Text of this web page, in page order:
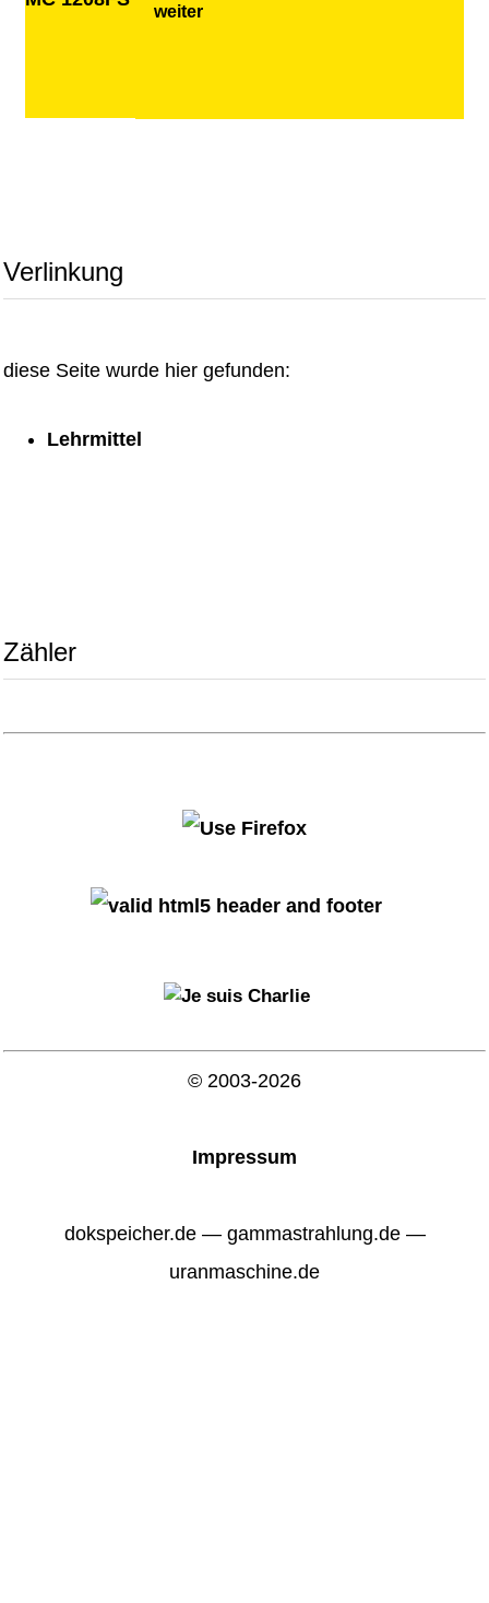
weiter
Verlinkung
diese Seite wurde hier gefunden:
Lehrmittel
Zähler
© 2003-2026
Impressum
dokspeicher.de — gammastrahlung.de —
uranmaschine.de